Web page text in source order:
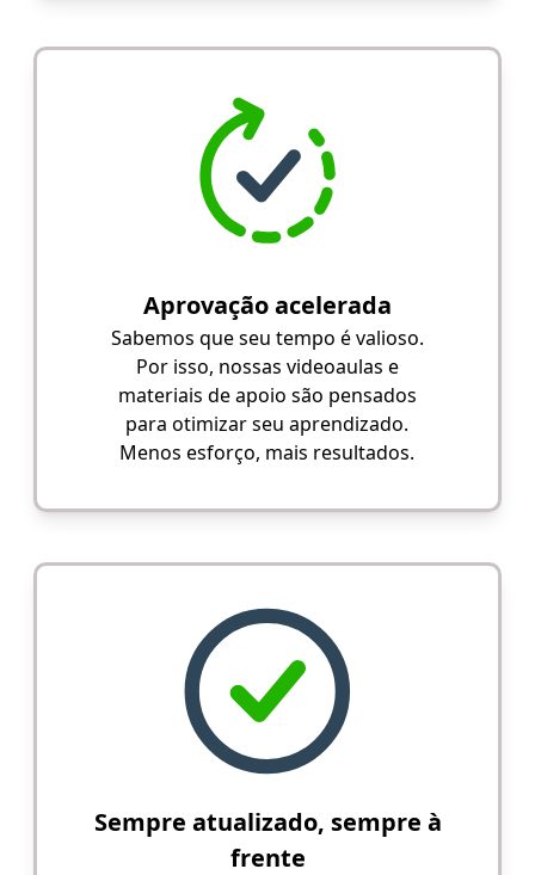
Aprovação acelerada
Sabemos que seu tempo é valioso.
Por isso, nossas videoaulas e
materiais de apoio são pensados
para otimizar seu aprendizado.
Menos esforço, mais resultados.
Sempre atualizado, sempre à
frente